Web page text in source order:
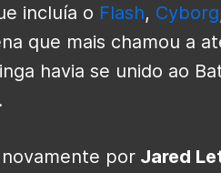
incluía o Flash, Cyborg
que mais chamou a
havia se unido ao
por Jared